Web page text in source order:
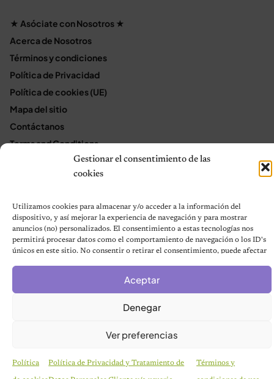
Gestionar el consentimiento de las
cookies
Utilizamos cookies para almacenar y/o acceder a la información del
dispositivo, y así mejorar la experiencia de navegación y para mostrar
anuncios (no) personalizados. El consentimiento a estas tecnologías nos
permitirá procesar datos como el comportamiento de navegación o los ID's
únicos en este sitio. No consentir o retirar el consentimiento, puede afectar
Aceptar
Denegar
Ver preferencias
Política Política de Privacidad y Tratamiento de Términos y
★ Asóciate con Nosotros ★
Acerca de Nosotros
Términos y condiciones
Política de Privacidad
Política de cookies (UE)
Mapa del sitio
Contáctanos
Terms and Conditions
Política de privacidad